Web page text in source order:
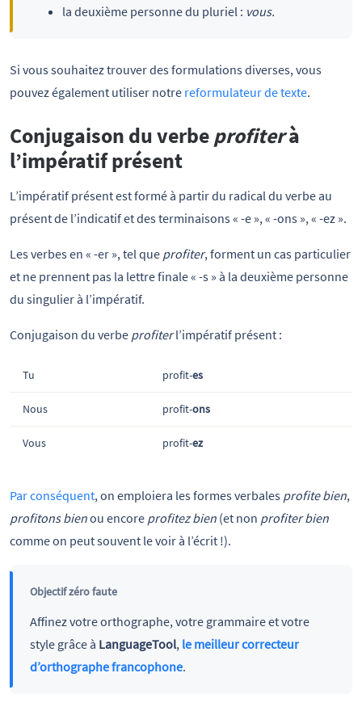
la deuxième personne du pluriel : vous.
Si vous souhaitez trouver des formulations diverses, vous
pouvez également utiliser notre reformulateur de texte.
Conjugaison du verbeprofiterà
l’impératif présent
L’impératif présent est formé à partir du radical du verbe au
présent de l’indicatif et des terminaisons « -e », « -ons », « -ez ».
Les verbes en « -er », tel que profiter, forment un cas particulier
et ne prennent pas la lettre finale « -s » à la deuxième personne
du singulier à l’impératif.
Conjugaison du verbe profiterl’impératif présent :
Tu profit-es
Nous profit-ons
Vous profit-ez
Par conséquent, on emploiera les formes verbales profite bien,
profitons bienou encore profitez bien (et non profiter bien
comme on peut souvent le voir à l’écrit !).
Objectif zéro faute
Affinez votre orthographe, votre grammaire et votre
style grâce à LanguageTool, le meilleur correcteur
d’orthographe francophone.